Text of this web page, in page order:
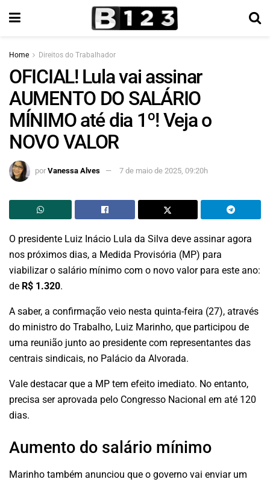
Home Direitos do Trabalhador
OFICIAL! Lula vai assinar
AUMENTO DO SALÁRIO
MÍNIMO até dia 1º! Veja o
NOVO VALOR
por Vanessa Alves 7 de maio de 2025, 09:20h
O presidente Luiz Inácio Lula da Silva deve assinar agora
nos próximos dias, a Medida Provisória (MP) para
viabilizar o salário mínimo com o novo valor para este ano:
de R$ 1.320.
A saber, a confirmação veio nesta quinta-feira (27), através
do ministro do Trabalho, Luiz Marinho, que participou de
uma reunião junto ao presidente com representantes das
centrais sindicais, no Palácio da Alvorada.
Vale destacar que a MP tem efeito imediato. No entanto,
precisa ser aprovada pelo Congresso Nacional em até 120
dias.
Aumento do salário mínimo
Marinho também anunciou que o governo vai enviar um